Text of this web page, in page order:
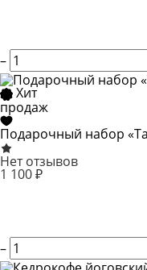
–
Хит
продаж
Подарочный набор
Нет отзывов
1 100 ₽
–